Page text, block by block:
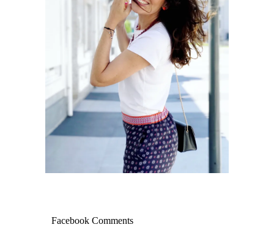
Facebook Comments